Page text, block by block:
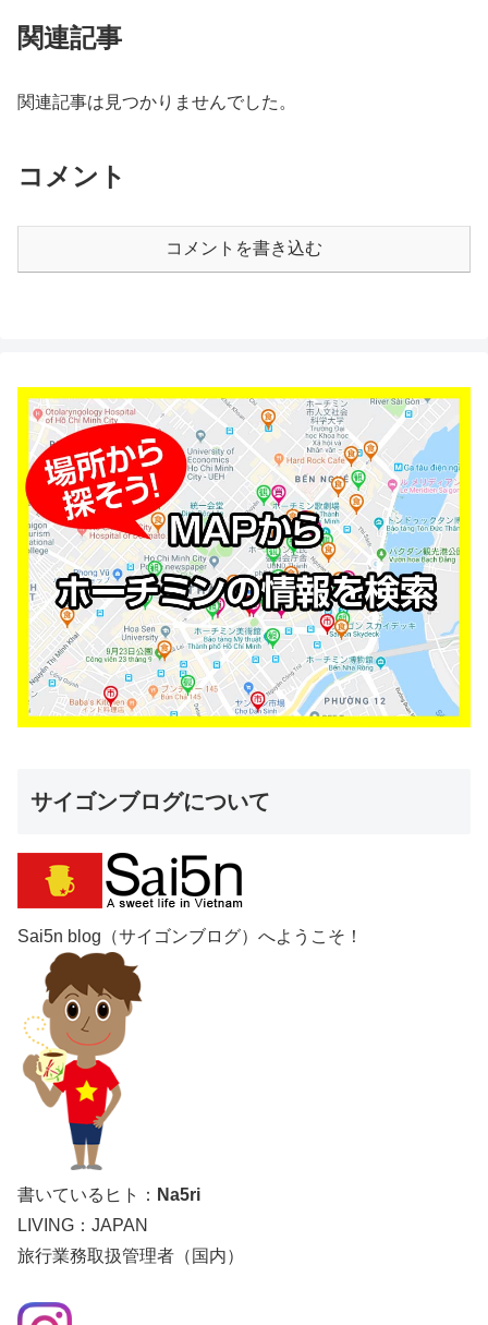
関連記事
関連記事は見つかりませんでした。
コメント
コメントを書き込む
サイゴンブログについて
Sai5n blog（サイゴンブログ）へようこそ！
書いているヒト： Na5ri
LIVING：JAPAN
旅行業務取扱管理者（国内）